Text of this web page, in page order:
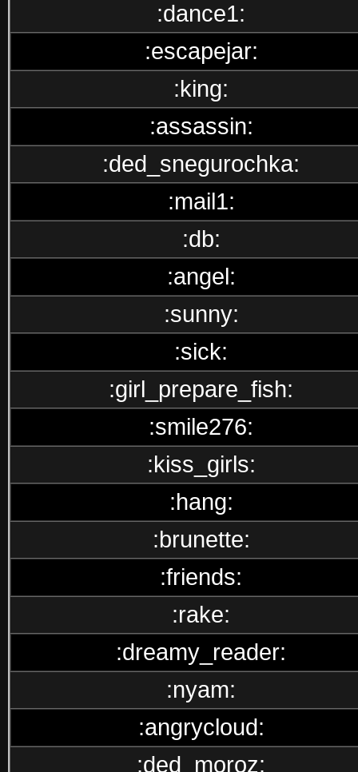
:dance1:
:escapejar:
:king:
:assassin:
:ded_snegurochka:
:mail1:
:db:
:angel:
:sunny:
:sick:
:girl_prepare_fish:
:smile276:
:kiss_girls:
:hang:
:brunette:
:friends:
:rake:
:dreamy_reader:
:nyam:
:angrycloud:
:ded_moroz: